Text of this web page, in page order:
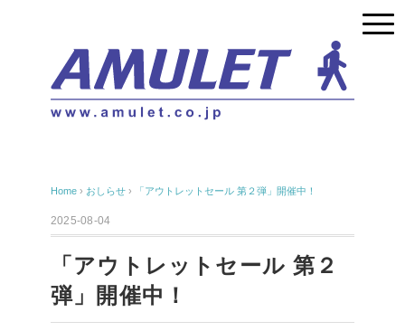
Home › おしらせ › 「アウトレットセール 第２弾」開催中！
2025-08-04
「アウトレットセール 第２
弾」開催中！